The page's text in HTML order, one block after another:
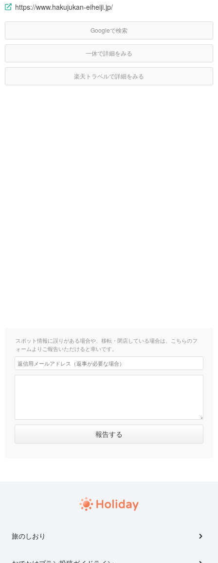
https://www.hakujukan-eiheiji.jp/
Googleで検索
一休で詳細をみる
楽天トラベルで詳細をみる
スポット情報に誤りがある場合や、移転・閉店している場合は、こちらのフ
ォームよりご報告いただけると幸いです。
旅のしおり